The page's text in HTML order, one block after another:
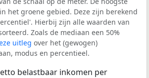
het groene gebied. Deze zijn berekend
Hierbij zijn alle waarden van
Zoals de mediaan een 50%
uitleg over het (gewogen)
modus en percentieel.
belastbaar inkomen per